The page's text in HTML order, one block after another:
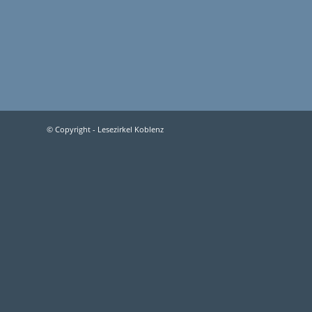
© Copyright - Lesezirkel Koblenz